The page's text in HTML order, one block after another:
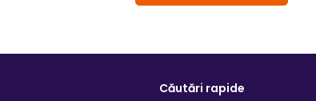
Căutări rapide